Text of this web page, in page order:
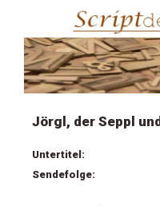
Jörgl, der Seppl
Untertitel:
Sendefolge: